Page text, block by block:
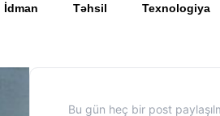
İdman Təhsil Texnologiya
Bu gün heç bir post